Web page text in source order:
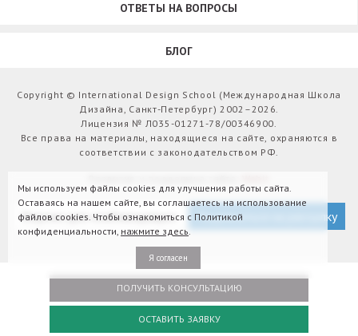
ОТВЕТЫ НА ВОПРОСЫ
БЛОГ
Copyright © International Design School (Международная Школа
Дизайна, Санкт-Петербург) 2002–2026.
Лицензия № Л035-01271-78/00346900.
Все права на материалы, находящиеся на сайте, охраняются в
соответствии с законодательством РФ.
Версия для слабовидящих Подписаться на рассылку
ПОЛУЧИТЬ КОНСУЛЬТАЦИЮ
ОСТАВИТЬ ЗАЯВКУ
Мы используем файлы cookies для улучшения работы сайта.
Оставаясь на нашем сайте, вы соглашаетесь на использование
файлов cookies. Чтобы ознакомиться с Политикой
конфиденциальности, нажмите здесь.
Я согласен